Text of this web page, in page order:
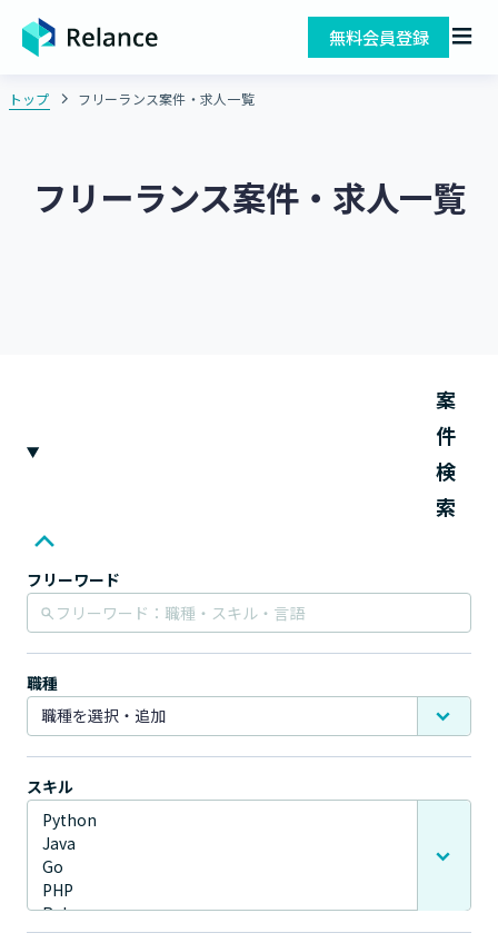
無料会員登録
トップ フリーランス案件・求人一覧
フリーランス案件・求人一覧
案
件
検
索
フリーワード
職種
スキル